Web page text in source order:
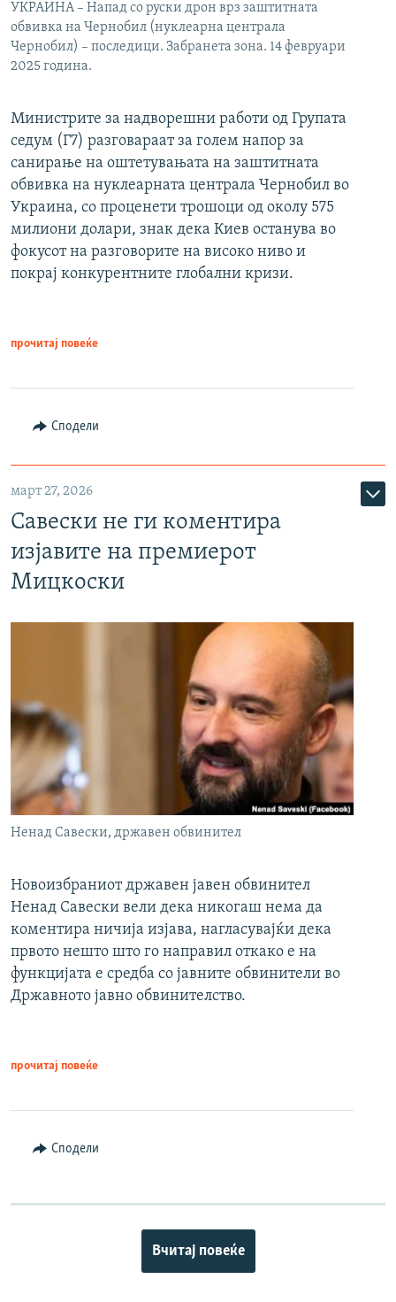
УКРАИНА – Напад со руски дрон врз заштитната
обвивка на Чернобил (нуклеарна централа
Чернобил) – последици. Забранета зона. 14 февруари
2025 година.
Министрите за надворешни работи од Групата
седум (Г7) разговараат за голем напор за
санирање на оштетувањата на заштитната
обвивка на нуклеарната централа Чернобил во
Украина, со проценети трошоци од околу 575
милиони долари, знак дека Киев останува во
фокусот на разговорите на високо ниво и
покрај конкурентните глобални кризи.
прочитај повеќе
Сподели
март 27, 2026
Савески не ги коментира
изјавите на премиерот
Мицкоски
Ненад Савески, државен обвинител
Новоизбраниот државен јавен обвинител
Ненад Савески вели дека никогаш нема да
коментира ничија изјава, нагласувајќи дека
првото нешто што го направил откако е на
функцијата е средба со јавните обвинители во
Државното јавно обвинителство.
прочитај повеќе
Сподели
Вчитај повеќе